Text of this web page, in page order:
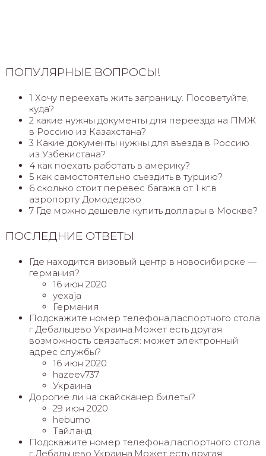
ПОПУЛЯРНЫЕ ВОПРОСЫ!
1 Хочу переехать жить заграницу. Посоветуйте,
куда?
2 какие нужны документы для переезда на ПМЖ
в Россию из Казахстана?
3 Какие документы нужны для въезда в Россию
из Узбекистана?
4 как поехать работать в америку?
5 как самостоятельно съездить в турцию?
6 сколько стоит перевес багажа от 1 кг.в
аэропорту Домодедово
7 Где можно дешевле купить доллары в Москве?
ПОСЛЕДНИЕ ОТВЕТЫ
Где находится визовый центр в новосибирске —
германия?
16 июн 2020
yexaja
Германия
Подскажите номер телефона,паспортного стола
г Дебальцево Украина.Может есть другая
возможность связаться: может электронный
адрес службы?
16 июн 2020
hazeev737
Украина
Дорогие ли на скайсканер билеты?
29 июн 2020
hebumo
Тайланд
Подскажите номер телефона,паспортного стола
г Дебальцево Украина.Может есть другая